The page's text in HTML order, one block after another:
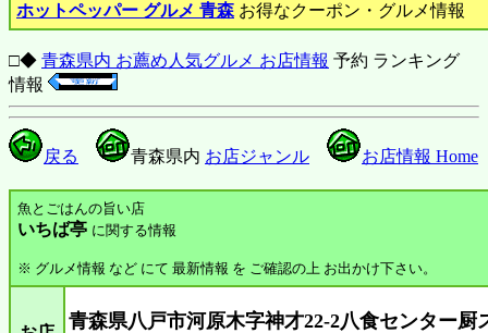
ホットペッパー グルメ 青森お得なクーポン・グルメ情報
□◆ 青森県内 お薦め人気グルメ お店情報 予約 ランキング
情報
戻る 青森県内 お店ジャンル お店情報 Home
魚とごはんの旨い店
いちば亭 に関する情報
※ グルメ情報 など にて 最新情報 を ご確認の上 お出かけ下さい。
青森県八戸市河原木字神才22-2八食センター厨